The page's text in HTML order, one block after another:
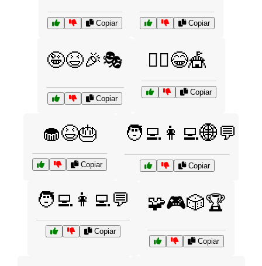
Copiar Copiar
🤪😆🎉🎭
Copiar
🤹‍♂️😂🎪
Copiar
🧁😆🎂
Copiar
🧑‍💻👩‍💻🌐💬
Copiar
🧑‍💻👩‍💻💬
Copiar
🧩🎮🎲🏆
Copiar